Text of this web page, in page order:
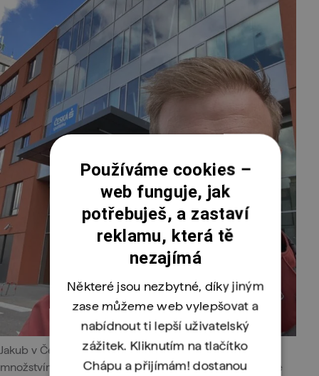
Jakub v České spořitelně denně pracuje s obrovským
množstvím záznamů. Měl kliku na skvělé kolegy a práce
Používáme cookies –
web funguje, jak
potřebuješ, a zastaví
reklamu, která tě
nezajímá
Některé jsou nezbytné, díky jiným
zase můžeme web vylepšovat a
nabídnout ti lepší uživatelský
zážitek. Kliknutím na tlačítko
Chápu a přijímám! dostanou